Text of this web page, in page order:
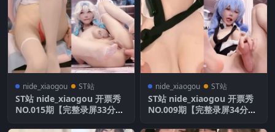
nide_xiaogou ST站
ST站 nide_xiaogou 开票秀
NO.015期【完整录屏33分
nide_xiaogou ST站
ST站 nide_xiaogou 开票秀
NO.009期【完整录屏34分